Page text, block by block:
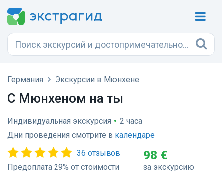
Германия Экскурсии в Мюнхене
С Мюнхеном на ты
Индивидуальная экскурсия • 2 часа
Дни проведения смотрите в календаре
36 отзывов
Предоплата 29% от стоимости
98 €
за экскурсию